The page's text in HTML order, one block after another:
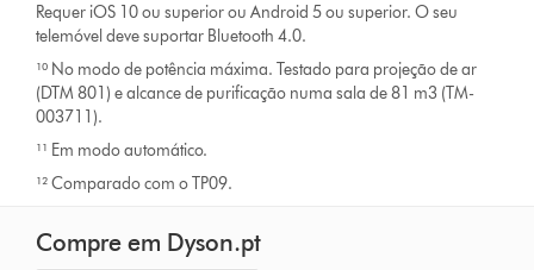
Requer iOS 10 ou superior ou Android 5 ou superior. O seu
telemóvel deve suportar Bluetooth 4.0.
¹⁰ No modo de potência máxima. Testado para projeção de ar
(DTM 801) e alcance de purificação numa sala de 81 m3 (TM-
003711).
¹¹ Em modo automático.
¹² Comparado com o TP09.
Compre em Dyson.pt